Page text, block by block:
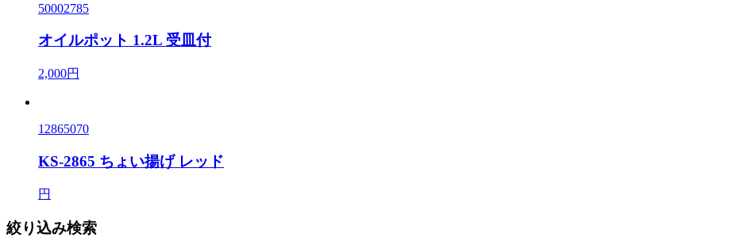
50002785
オイルポット 1.2L 受皿付
2,000円
12865070
KS-2865 ちょい揚げ レッド
円
絞り込み検索